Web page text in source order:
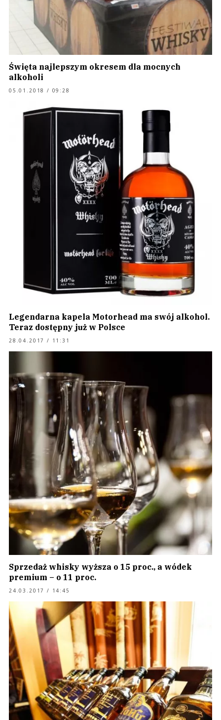
Święta najlepszym okresem dla mocnych
alkoholi
05.01.2018 / 09:28
Legendarna kapela Motorhead ma swój alkohol.
Teraz dostępny już w Polsce
28.04.2017 / 11:31
Sprzedaż whisky wyższa o 15 proc., a wódek
premium – o 11 proc.
24.03.2017 / 14:45